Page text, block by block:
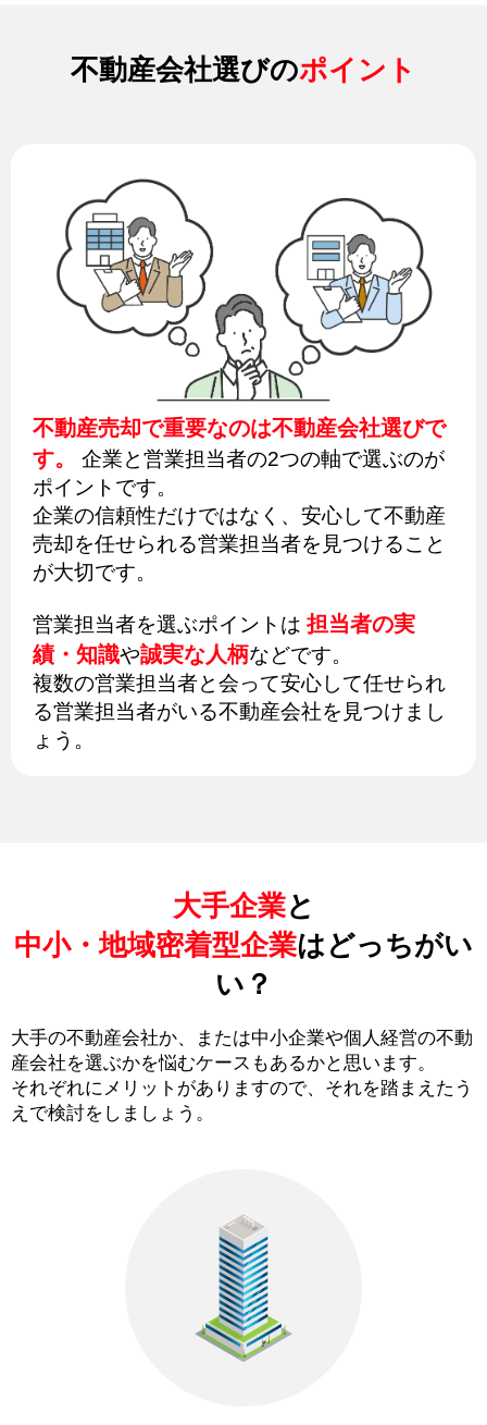
不動産会社選びのポイント
不動産売却で重要なのは不動産会社選びで
す。
企業と営業担当者の2つの軸で選ぶのが
ポイントです。
企業の信頼性だけではなく、安心して不動産
売却を任せられる営業担当者を見つけること
が大切です。
営業担当者を選ぶポイントは 担当者の実
績・知識や誠実な人柄などです。
複数の営業担当者と会って安心して任せられ
る営業担当者がいる不動産会社を見つけまし
ょう。
大手企業と
中小・地域密着型企業はどっちがい
い？
大手の不動産会社か、または中小企業や個人経営の不動
産会社を選ぶかを悩むケースもあるかと思います。
それぞれにメリットがありますので、それを踏まえたう
えで検討をしましょう。